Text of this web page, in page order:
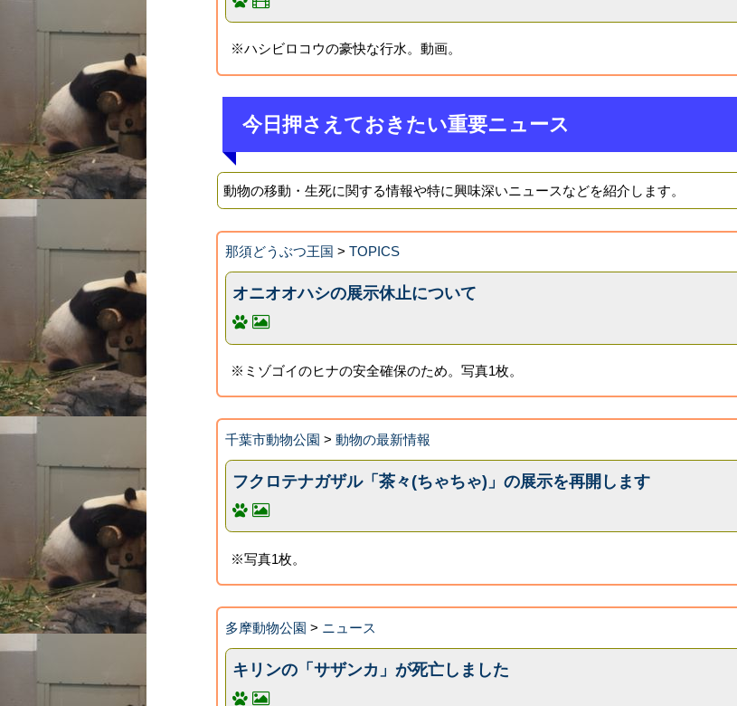
※ハシビロコウの豪快な行水。動画。
今日押さえておきたい重要ニュース
動物の移動・生死に関する情報や特に興味深いニュースなどを紹介します。
那須どうぶつ王国 >TOPICS
オニオオハシの展示休止について
※ミゾゴイのヒナの安全確保のため。写真1枚。
千葉市動物公園 >動物の最新情報
フクロテナガザル「茶々(ちゃちゃ)」の展示を再開します
※写真1枚。
多摩動物公園 > ニュース
キリンの「サザンカ」が死亡しました